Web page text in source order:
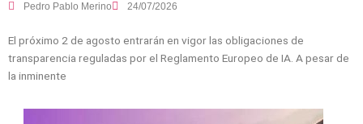
Pedro Pablo Merino 24/07/2026
El próximo 2 de agosto entrarán en vigor las obligaciones de
transparencia reguladas por el Reglamento Europeo de IA. A pesar de
la inminente